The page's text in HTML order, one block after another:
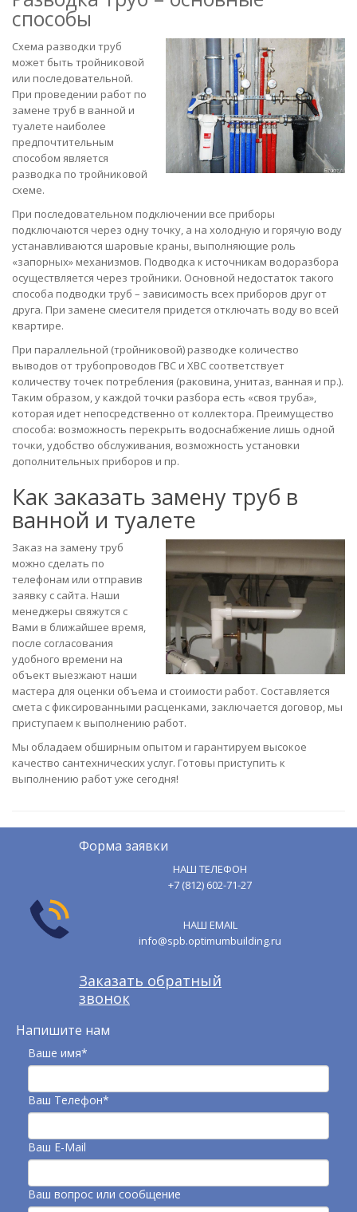
способы
Схема разводки труб
может быть тройниковой
или последовательной.
При проведении работ по
замене труб в ванной и
туалете наиболее
предпочтительным
способом является
разводка по тройниковой
схеме.
При последовательном подключении все приборы
подключаются через одну точку, а на холодную и горячую воду
устанавливаются шаровые краны, выполняющие роль
«запорных» механизмов. Подводка к источникам водоразбора
осуществляется через тройники. Основной недостаток такого
способа подводки труб – зависимость всех приборов друг от
друга. При замене смесителя придется отключать воду во всей
квартире.
При параллельной (тройниковой) разводке количество
выводов от трубопроводов ГВС и ХВС соответствует
количеству точек потребления (раковина, унитаз, ванная и пр.).
Таким образом, у каждой точки разбора есть «своя труба»,
которая идет непосредственно от коллектора. Преимущество
способа: возможность перекрыть водоснабжение лишь одной
точки, удобство обслуживания, возможность установки
дополнительных приборов и пр.
Как заказать замену труб в
ванной и туалете
Заказ на замену труб
можно сделать по
телефонам или отправив
заявку с сайта. Наши
менеджеры свяжутся с
Вами в ближайшее время,
после согласования
удобного времени на
объект выезжают наши
мастера для оценки объема и стоимости работ. Составляется
смета с фиксированными расценками, заключается договор, мы
приступаем к выполнению работ.
Мы обладаем обширным опытом и гарантируем высокое
качество сантехнических услуг. Готовы приступить к
выполнению работ уже сегодня!
Форма заявки
НАШ ТЕЛЕФОН
+7 (812) 602-71-27
НАШ EMAIL
info@spb.optimumbuilding.ru
Заказать обратный
звонок
Напишите нам
Ваше имя*
Ваш Телефон*
Ваш E-Mail
Ваш вопрос или сообщение